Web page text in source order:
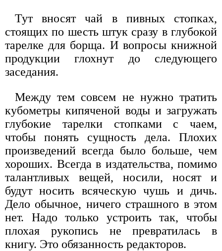
Тут вносят чай в пивных стопках,
стоящих по шесть штук сразу в глубокой
тарелке для борща. И вопросы книжной
продукции глохнут до следующего
заседания.
Между тем совсем не нужно тратить
кубометры кипяченой воды и загружать
глубокие тарелки стопками с чаем,
чтобы понять сущность дела. Плохих
произведений всегда было больше, чем
хороших. Всегда в издательства, помимо
талантливых вещей, носили, носят и
будут носить всяческую чушь и дичь.
Дело обычное, ничего страшного в этом
нет. Надо только устроить так, чтобы
плохая рукопись не превратилась в
книгу. Это обязанность редакторов.